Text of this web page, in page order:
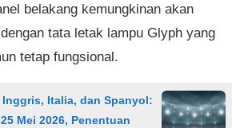
belakang kemungkinan akan
tata letak lampu Glyph yang
tetap fungsional.
Inggris, Italia, dan Spanyol:
Mei 2026, Penentuan